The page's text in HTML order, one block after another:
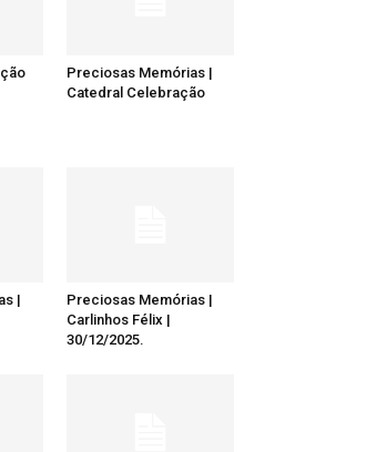
Preciosas Memórias |
Catedral Celebração
|
Preciosas Memórias |
Carlinhos Félix |
30/12/2025.